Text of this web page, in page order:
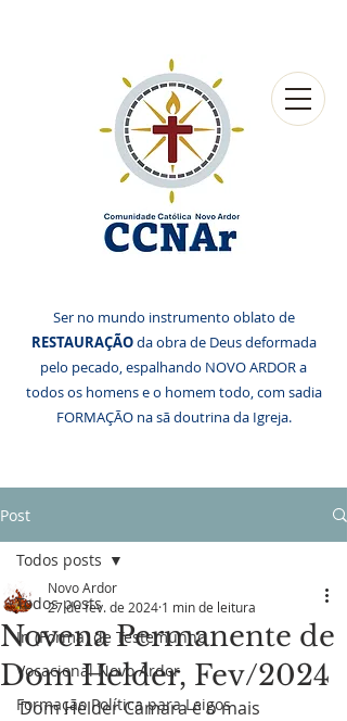
Ser no mundo instrumento oblato de
RESTAURAÇÃOda obra de Deus deformada
pelo pecado, espalhando NOVO ARDOR a
todos os homens e o homem todo, com sadia
FORMAÇÃO na sã doutrina da Igreja.
Post
Todos posts
In (Forma) de Testemunho
Vocacional Novo Ardor
Formação Política para Leigos
Todos posts
Novena Permanente de
Dom Helder, Fev/2024
Novo Ardor
27 de fev. de 2024 1 min de leitura
Dom Hélder Câmara é o mais